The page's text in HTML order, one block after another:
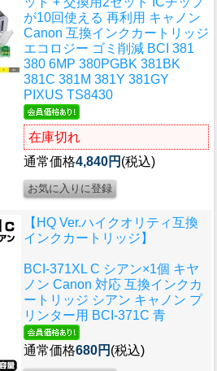
が10回使える 再利用 キャノン
Canon 互換インクカートリッジ
エコロジー ゴミ削減 BCI 381
380 6MP 380PGBK 381BK
381C 381M 381Y 381GY
PIXUS TS8430
在庫切れ
通常価格4,840円 (税込)
【HQ Ver.ハイクオリティ互換
インクカートリッジ】
BCI-371XL C シアン×1個 キヤ
ノン Canon 対応 互換インクカ
ートリッジ シアン キャノン プ
リンター用 BCI-371C 青
通常価格680円 (税込)